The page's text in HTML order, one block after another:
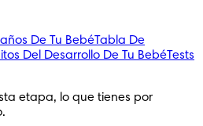
De Tu BebéTabla De
Del Desarrollo De Tu BebéTests
etapa, lo que tienes por